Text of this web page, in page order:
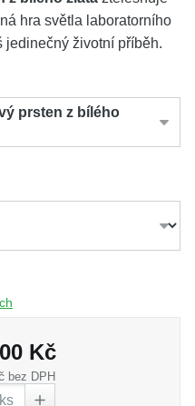
hra světla laboratorního
jedinečný životní příběh.
prsten z bílého
Kč
bez DPH
ks